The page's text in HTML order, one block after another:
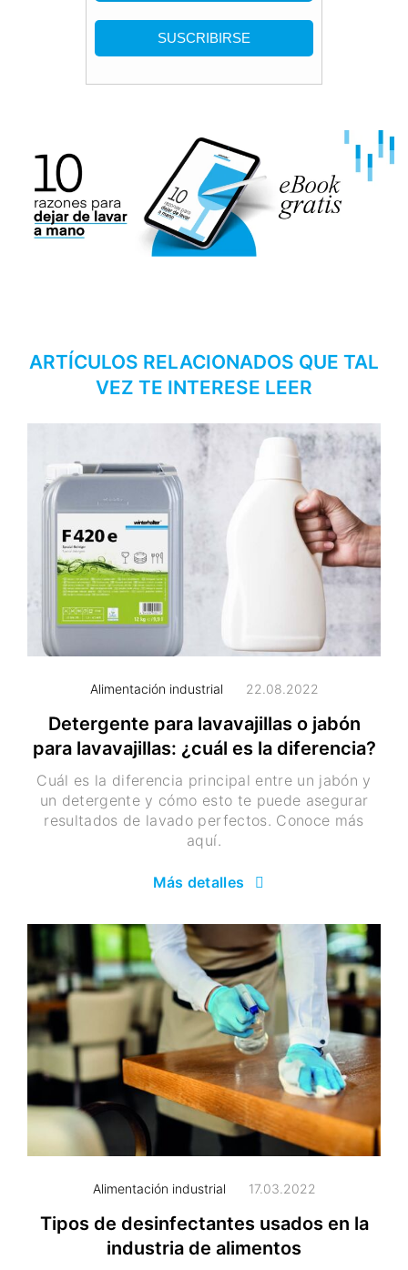
ARTÍCULOS RELACIONADOS QUE TAL
VEZ TE INTERESE LEER
Alimentación industrial 22.08.2022
Detergente para lavavajillas o jabón
para lavavajillas: ¿cuál es la diferencia?
Cuál es la diferencia principal entre un jabón y
un detergente y cómo esto te puede asegurar
resultados de lavado perfectos. Conoce más
aquí.
Más detalles
Alimentación industrial 17.03.2022
Tipos de desinfectantes usados en la
industria de alimentos